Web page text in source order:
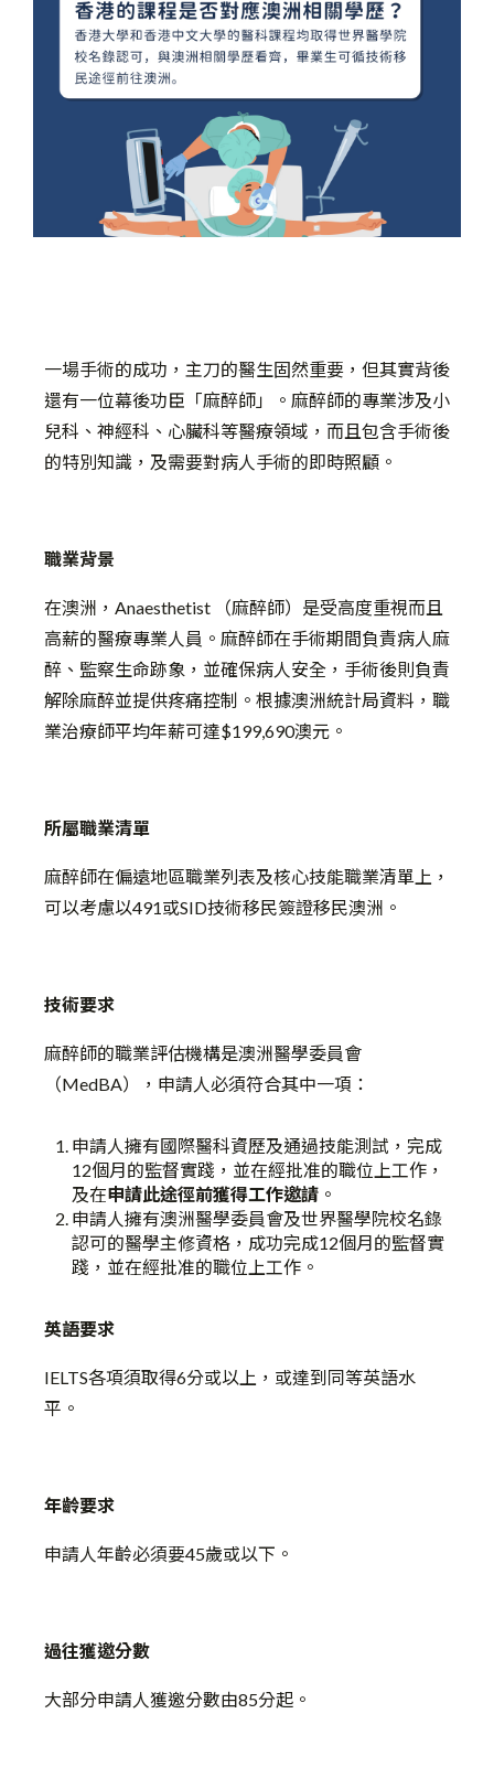
一場手術的成功，主刀的醫生固然重要，但其實背後
還有一位幕後功臣「麻醉師」。麻醉師的專業涉及小
兒科、神經科、心臟科等醫療領域，而且包含手術後
的特別知識，及需要對病人手術的即時照顧。
職業背景
在澳洲，Anaesthetist （麻醉師）是受高度重視而且
高薪的醫療專業人員。麻醉師在手術期間負責病人麻
醉、監察生命跡象，並確保病人安全，手術後則負責
解除麻醉並提供疼痛控制。根據澳洲統計局資料，職
業治療師平均年薪可達$199,690澳元。
所屬職業清單
麻醉師在偏遠地區職業列表及核心技能職業清單上，
可以考慮以491或SID技術移民簽證移民澳洲。
技術要求
麻醉師的職業評估機構是澳洲醫學委員會
（MedBA），申請人必須符合其中一項：
申請人擁有國際醫科資歷及通過技能測試，完成
12個月的監督實踐，並在經批准的職位上工作，
及在申請此途徑前獲得工作邀請 。
申請人擁有澳洲醫學委員會及世界醫學院校名錄
認可的醫學主修資格，成功完成12個月的監督實
踐，並在經批准的職位上工作。
英語要求
IELTS各項須取得6分或以上，或達到同等英語水
平。
年齡要求
申請人年齡必須要45歲或以下。
過往獲邀分數
大部分申請人獲邀分數由85分起。